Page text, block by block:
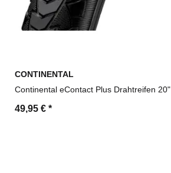
CONTINENTAL
Continental eContact Plus Drahtreifen 20"
49,95 € *